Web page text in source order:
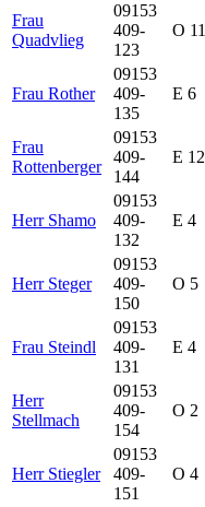
Frau
Quadvlieg
09153
409-
123
O 11
Frau Rother
09153
409-
135
E 6
Frau
Rottenberger
09153
409-
144
E 12
Herr Shamo
09153
409-
132
E 4
Herr Steger
09153
409-
150
O 5
Frau Steindl
09153
409-
131
E 4
Herr
Stellmach
09153
409-
154
O 2
Herr Stiegler
09153
409-
151
O 4